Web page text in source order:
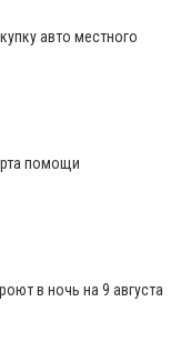
авто местного
помощи
в ночь на 9 августа